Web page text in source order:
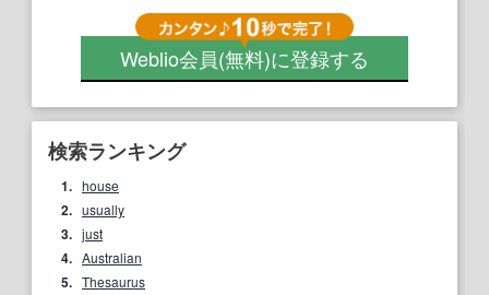
Weblio会員(無料)に登録する
検索ランキング
1. house
2. usually
3. just
4. Australian
5. Thesaurus